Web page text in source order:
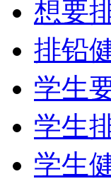
想要
排铅
学生
学生
学生